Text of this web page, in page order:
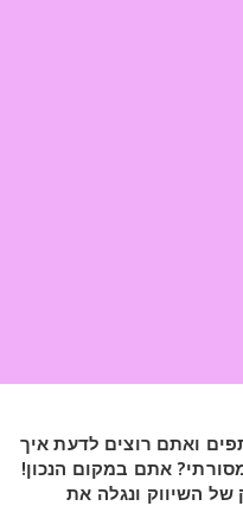
רוצים לדעת איך
אתם במקום הנכון!
ונגלה את